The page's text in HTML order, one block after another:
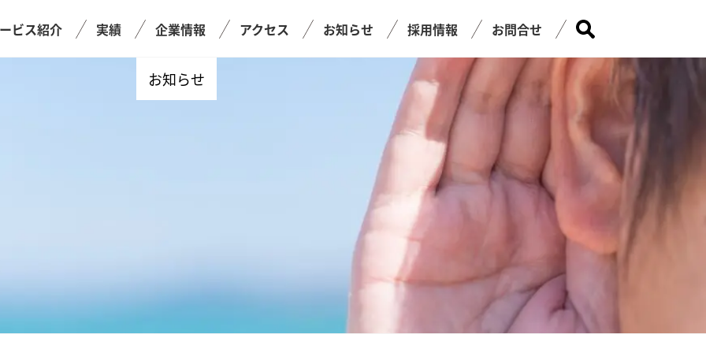
ビス紹介 実績 企業情報 アクセス お知らせ 採用情報 お問合せ
お知らせ